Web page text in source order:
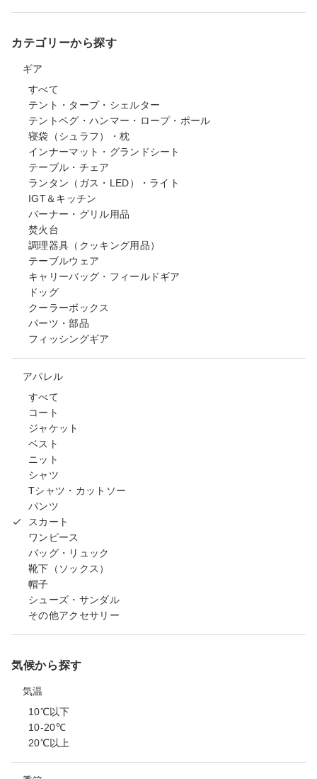
カテゴリーから探す
ギア
すべて
テント・タープ・シェルター
テントペグ・ハンマー・ロープ・ポール
寝袋（シュラフ）・枕
インナーマット・グランドシート
テーブル・チェア
ランタン（ガス・LED）・ライト
IGT＆キッチン
バーナー・グリル用品
焚火台
調理器具（クッキング用品）
テーブルウェア
キャリーバッグ・フィールドギア
ドッグ
クーラーボックス
パーツ・部品
フィッシングギア
アパレル
すべて
コート
ジャケット
ベスト
ニット
シャツ
Tシャツ・カットソー
パンツ
スカート
ワンピース
バッグ・リュック
靴下（ソックス）
帽子
シューズ・サンダル
その他アクセサリー
気候から探す
気温
10℃以下
10-20℃
20℃以上